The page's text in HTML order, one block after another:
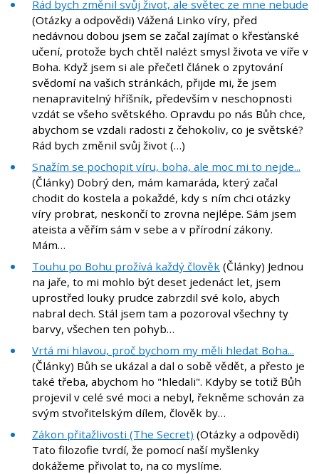
Rád bych změnil svůj život, ale světec ze mne nebude
(Otázky a odpovědi) Vážená Linko víry, před
nedávnou dobou jsem se začal zajímat o křesťanské
učení, protože bych chtěl nalézt smysl života ve víře v
Boha. Když jsem si ale přečetl článek o zpytování
svědomí na vašich stránkách, přijde mi, že jsem
nenapravitelný hříšník, především v neschopnosti
vzdát se všeho světského. Opravdu po nás Bůh chce,
abychom se vzdali radosti z čehokoliv, co je světské?
Rád bych změnil svůj život (…)
Snažím se pochopit víru, boha, ale moc mi to nejde...
(Články) Dobrý den, mám kamaráda, který začal
chodit do kostela a pokaždé, kdy s ním chci otázky
víry probrat, neskončí to zrovna nejlépe. Sám jsem
ateista a věřím sám v sebe a v přírodní zákony.
Mám…
Touhu po Bohu prožívá každý člověk (Články) Jednou
na jaře, to mi mohlo být deset jedenáct let, jsem
uprostřed louky prudce zabrzdil své kolo, abych
nabral dech. Stál jsem tam a pozoroval všechny ty
barvy, všechen ten pohyb…
Vrtá mi hlavou, proč bychom my měli hledat Boha...
(Články) Bůh se ukázal a dal o sobě vědět, a přesto je
také třeba, abychom ho "hledali". Kdyby se totiž Bůh
projevil v celé své moci a nebyl, řekněme schován za
svým stvořitelským dílem, člověk by…
Zákon přitažlivosti (The Secret) (Otázky a odpovědi)
Tato filozofie tvrdí, že pomocí naší myšlenky
dokážeme přivolat to, na co myslíme.